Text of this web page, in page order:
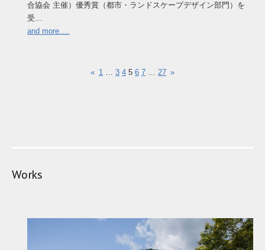
合協会 主催）優秀賞（都市・ランドスケープデザイン部門）を
受…
and more….
« 1 … 3 4 5 6 7 … 27 »
Works